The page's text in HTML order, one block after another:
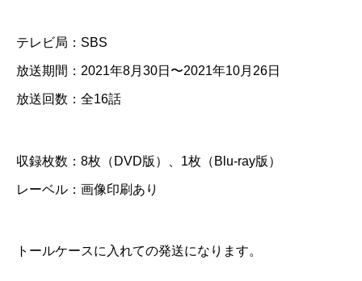
＆
-
y
テレビ局：SBS
放送期間：2021年8月30日〜2021年10月26日
放送回数：全16話
収録枚数：8枚（DVD版）、1枚（Blu-ray版）
レーベル：画像印刷あり
トールケースに入れての発送になります。